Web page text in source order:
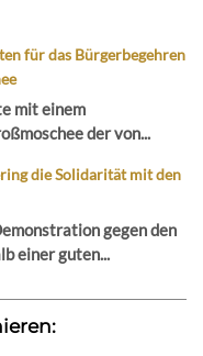
für das Bürgerbegehren
mit einem
der von...
die Solidarität mit den
gegen den
einer guten...